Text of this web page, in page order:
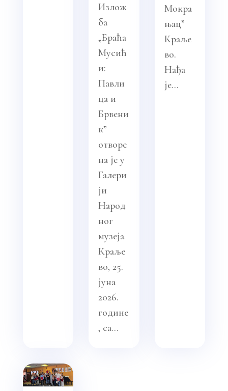
Излож
ба
„Браћа
Мусић
и:
Павли
ца и
Брвени
к”
отворе
на је у
Галери
ји
Народ
ног
музеја
Краље
во, 25.
јуна
2026.
године
, са...
Мокра
њац”
Краље
во.
Нађа
је...